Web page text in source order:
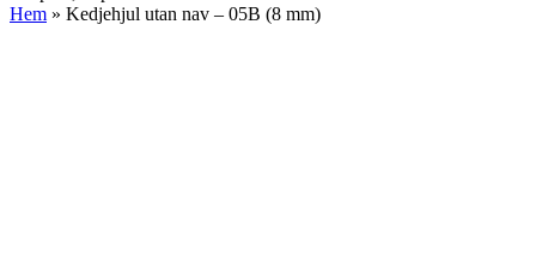
Hem » Kedjehjul utan nav – 05B (8 mm)